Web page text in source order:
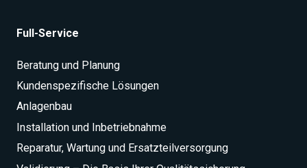
Full-Service
Beratung und Planung
Kundenspezifische Lösungen
Anlagenbau
Installation und Inbetriebnahme
Reparatur, Wartung und Ersatzteilversorgung